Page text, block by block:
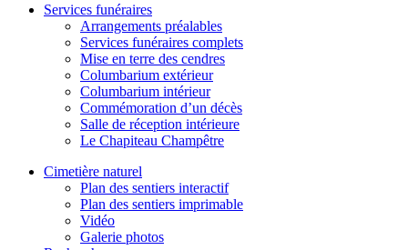
Services funéraires
Arrangements préalables
Services funéraires complets
Mise en terre des cendres
Columbarium extérieur
Columbarium intérieur
Commémoration d’un décès
Salle de réception intérieure
Le Chapiteau Champêtre
Cimetière naturel
Plan des sentiers interactif
Plan des sentiers imprimable
Vidéo
Galerie photos